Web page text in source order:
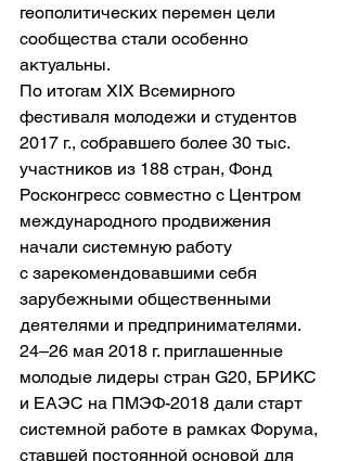
геополитических перемен цели
сообщества стали особенно
актуальны.
По итогам XIX Всемирного
фестиваля молодежи и студентов
2017 г., собравшего более 30 тыс.
участников из 188 стран, Фонд
Росконгресс совместно с Центром
международного продвижения
начали системную работу
с зарекомендовавшими себя
зарубежными общественными
деятелями и предпринимателями.
24–26 мая 2018 г. приглашенные
молодые лидеры стран G20, БРИКС
и ЕАЭС на ПМЭФ-2018 дали старт
системной работе в рамках Форума,
ставшей постоянной основой для